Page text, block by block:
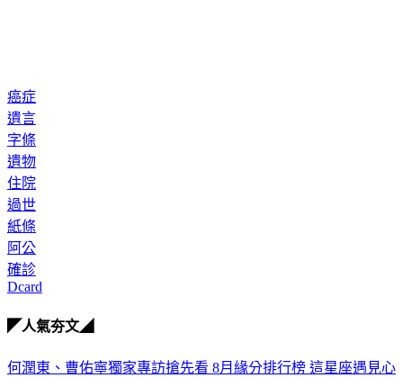
癌症
遺言
字條
遺物
住院
過世
紙條
阿公
確診
Dcard
◤人氣夯文◢
何潤東、曹佑寧獨家專訪搶先看 8月緣分排行榜 這星座遇見心